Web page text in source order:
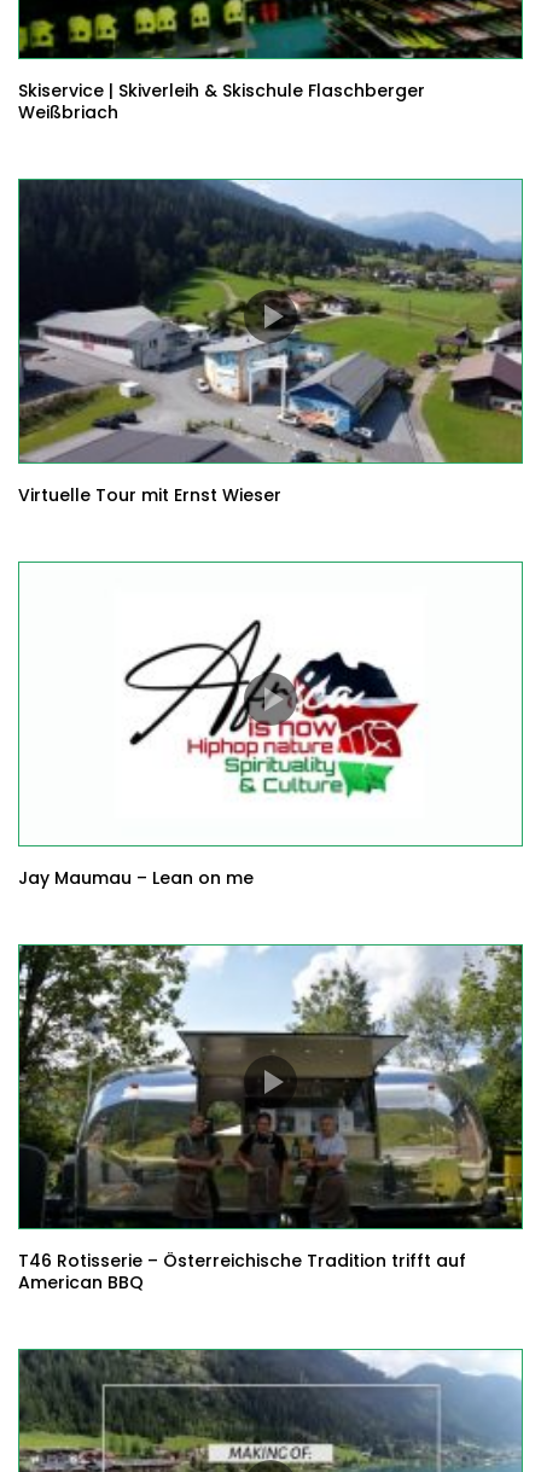
Skiservice | Skiverleih & Skischule Flaschberger
Weißbriach
Virtuelle Tour mit Ernst Wieser
Jay Maumau – Lean on me
T46 Rotisserie – Österreichische Tradition trifft auf
American BBQ